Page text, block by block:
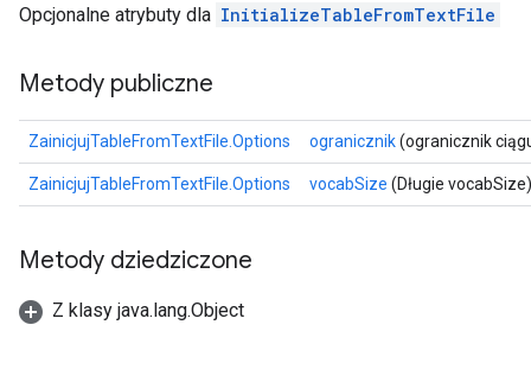
Opcjonalne atrybuty dla InitializeTableFromTextFile
Metody publiczne
ZainicjujTableFromTextFile.Options ogranicznik(ogranicznik
ZainicjujTableFromTextFile.Options vocabSize (Długie vocabSize)
Metody dziedziczone
Z klasy java.lang.Object